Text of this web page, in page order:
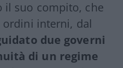
il suo compito, che
ordini interni, dal
due governi
di un regime